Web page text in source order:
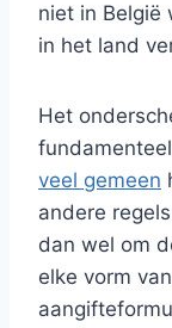
niet in België
in het land
Het
veel gemeen
andere
dan wel om
elke vorm